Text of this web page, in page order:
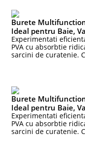
Burete
Ideal pentru Baie,
Experimentati
PVA cu absorbtie
sarcini de curatenie.
Burete
Ideal pentru Baie,
Experimentati
PVA cu absorbtie
sarcini de curatenie.